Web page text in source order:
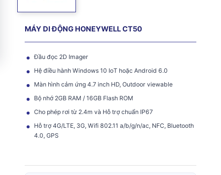
MÁY DI ĐỘNG HONEYWELL CT50
Đầu đọc 2D Imager
Hệ điều hành Windows 10 IoT hoặc Android 6.0
Màn hình cảm ứng 4.7 inch HD, Outdoor viewable
Bộ nhớ 2GB RAM / 16GB Flash ROM
Cho phép rơi từ 2.4m và Hỗ trợ chuẩn IP67
Hỗ trợ 4G/LTE, 3G, Wifi 802.11 a/b/g/n/ac, NFC, Bluetooth
4.0, GPS